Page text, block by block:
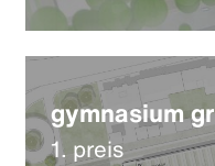
gymnasium
1. preis